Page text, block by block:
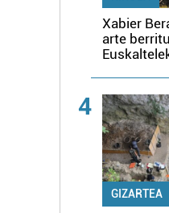
Xabier
arte
4
GIZARTEA